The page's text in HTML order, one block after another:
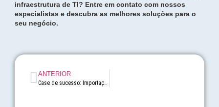
infraestrutura de TI? Entre em contato com nossos
especialistas e descubra as melhores soluções para o
seu negócio.
ANTERIOR
Case de sucesso: Importação de equipamento de alta tecnologia